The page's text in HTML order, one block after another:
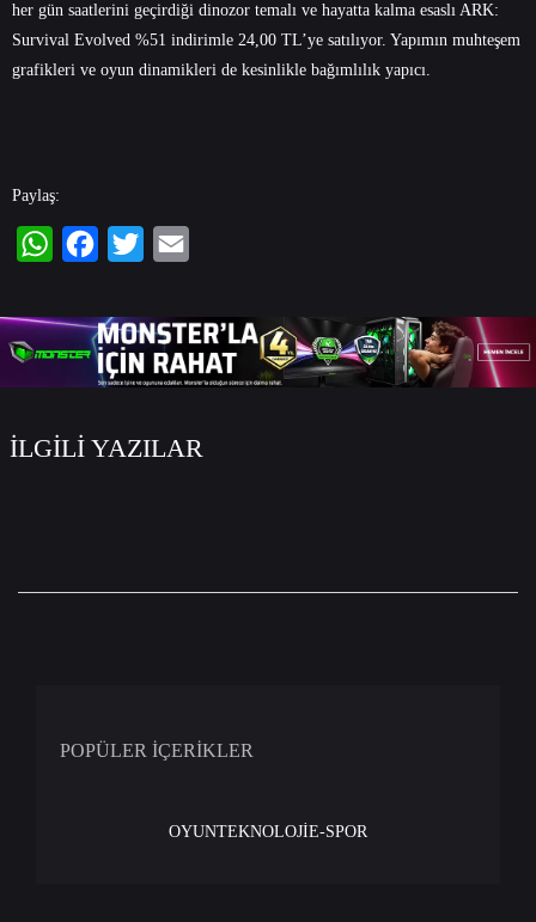
her gün saatlerini geçirdiği dinozor temalı ve hayatta kalma esaslı ARK:
Survival Evolved %51 indirimle 24,00 TL’ye satılıyor. Yapımın muhteşem
grafikleri ve oyun dinamikleri de kesinlikle bağımlılık yapıcı.
Paylaş:
İLGİLİ YAZILAR
POPÜLER İÇERİKLER
OYUNTEKNOLOJİE-SPOR